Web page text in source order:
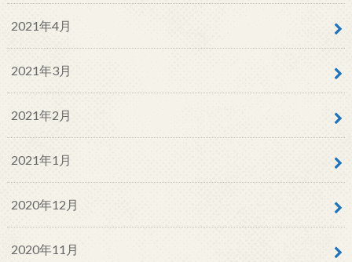
2021年4月
2021年3月
2021年2月
2021年1月
2020年12月
2020年11月